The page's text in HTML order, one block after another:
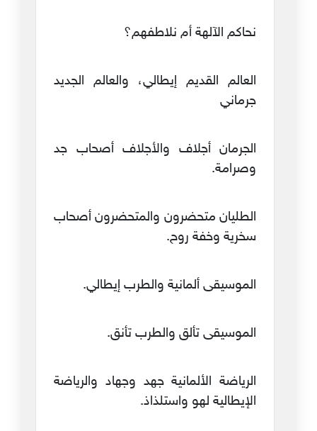
نحاكم الآلهة أم نلاطفهم؟
العالم القديم إيطالي، والعالم الجديد
جرماني
الجرمان أجلاف والأجلاف أصحاب جد
وصرامة.
الطليان متحضرون والمتحضرون أصحاب
سخرية وخفة روح.
الموسيقى ألمانية والطرب إيطالي.
الموسيقى تألق والطرب تأنق.
الرياضة الألمانية جهد وجهاد والرياضة
الإيطالية لهو واستلذاذ.